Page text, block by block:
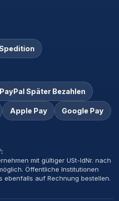
PayPal Später Bezahlen
Apple Pay Google Pay
mit gültiger USt-IdNr. nach
Öffentliche Institutionen
ebenfalls auf Rechnung bestellen.